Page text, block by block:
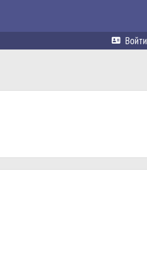
Войти